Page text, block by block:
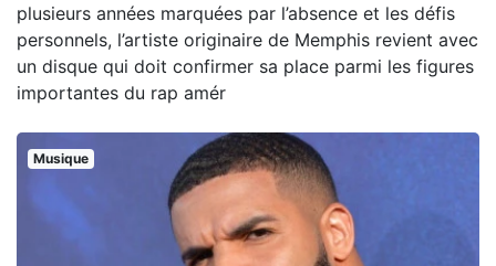
plusieurs années marquées par l’absence et les défis
personnels, l’artiste originaire de Memphis revient avec
un disque qui doit confirmer sa place parmi les figures
importantes du rap amér
Musique